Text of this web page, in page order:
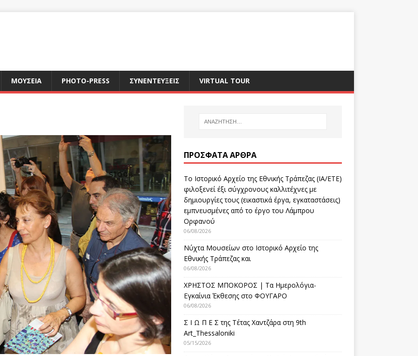
ΜΟΥΣΕΙΑ PHOTO-PRESS ΣΥΝΕΝΤΕΥΞΕΙΣ VIRTUAL TOUR
ΠΡΌΣΦΑΤΑ ΆΡΘΡΑ
Το Ιστορικό Αρχείο της Εθνικής Τράπεζας (ΙΑ/ΕΤΕ)
φιλοξενεί έξι σύγχρονους καλλιτέχνες με
δημιουργίες τους (εικαστικά έργα, εγκαταστάσεις)
εμπνευσμένες από το έργο του Λάμπρου
Ορφανού
06/08/2026
Νύχτα Μουσείων στο Ιστορικό Αρχείο της
Εθνικής Τράπεζας και
06/08/2026
ΧΡΗΣΤΟΣ ΜΠΟΚΟΡΟΣ | Τα Ημερολόγια-
Εγκαίνια Έκθεσης στο ΦΟΥΓΑΡΟ
06/08/2026
Σ Ι Ω Π Ε Σ της Τέτας Χαντζάρα στη 9th
Art_Thessaloniki
05/15/2026